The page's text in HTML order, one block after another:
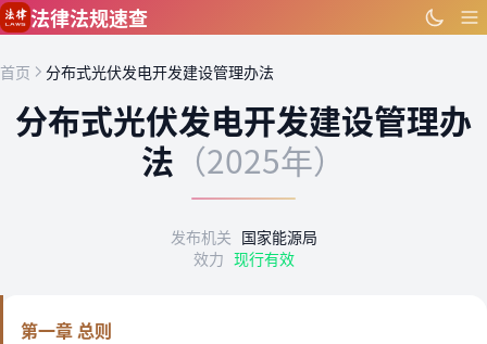
跳到主要内容
法律法规速查
首页 分布式光伏发电开发建设管理办法
分布式光伏发电开发建设管理办
法 （2025年）
发布机关 国家能源局
效力 现行有效
第一章 总则